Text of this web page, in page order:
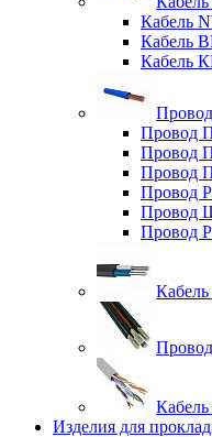
Кабель
Кабель
Кабель
Провод
Провод
Провод
Провод
Провод
Провод
Кабель
Изделия для